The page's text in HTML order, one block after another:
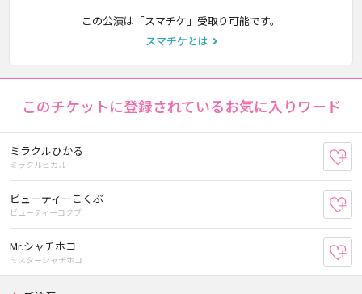
この公演は「スマチケ」受取り可能です。
スマチケとは
このチケットに登録されているお気に入りワード
ミラクルひかる
ミラクルヒカル
ビューティーこくぶ
ビューティーコクブ
Mr.シャチホコ
ミスターシャチホコ